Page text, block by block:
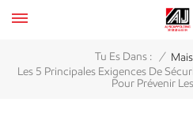
Tu Es Dans : /
Les 5 Principales Exigences De
Pour Prévenir